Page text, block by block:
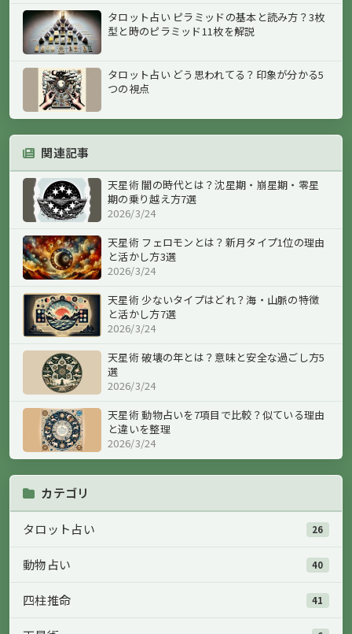
タロット占い ピラミッドの基本と読み方？3枚
型と時のピラミッド11枚を解説
タロット占い どう思われてる？印象が分かる5
つの視点
関連記事
天星術 闇の時代とは？沈星期・崩星期・零星
期の乗り越え方7選
2026/3/24
天星術 フェロモンとは？新月タイプ1位の理由
と活かし方3選
2026/3/24
天星術 少ないタイプはどれ？海・山脈の特徴
と活かし方7選
2026/3/24
天星術 破壊の年とは？意味と安全な過ごし方5
選
2026/3/24
天星術 動物占いを7項目で比較？似ている理由
と違いを整理
2026/3/24
カテゴリ
タロット占い 26
動物占い 40
四柱推命 41